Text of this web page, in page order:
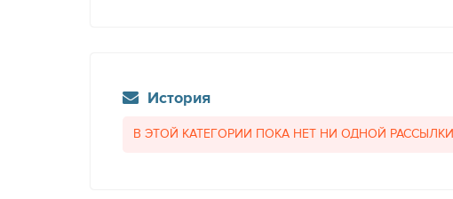
История
В ЭТОЙ КАТЕГОРИИ ПОКА НЕТ НИ ОДНОЙ РАССЫЛКИ